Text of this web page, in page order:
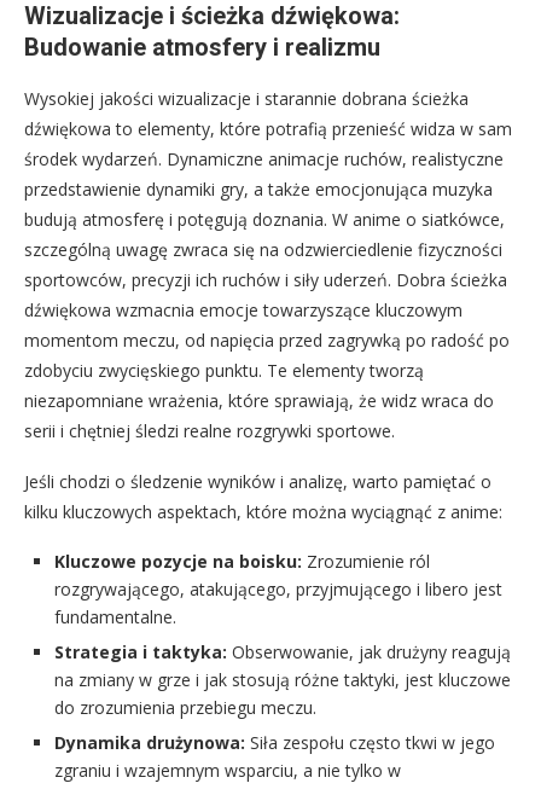
Wizualizacje i ścieżka dźwiękowa:
Budowanie atmosfery i realizmu
Wysokiej jakości wizualizacje i starannie dobrana ścieżka
dźwiękowa to elementy, które potrafią przenieść widza w sam
środek wydarzeń. Dynamiczne animacje ruchów, realistyczne
przedstawienie dynamiki gry, a także emocjonująca muzyka
budują atmosferę i potęgują doznania. W anime o siatkówce,
szczególną uwagę zwraca się na odzwierciedlenie fizyczności
sportowców, precyzji ich ruchów i siły uderzeń. Dobra ścieżka
dźwiękowa wzmacnia emocje towarzyszące kluczowym
momentom meczu, od napięcia przed zagrywką po radość po
zdobyciu zwycięskiego punktu. Te elementy tworzą
niezapomniane wrażenia, które sprawiają, że widz wraca do
serii i chętniej śledzi realne rozgrywki sportowe.
Jeśli chodzi o śledzenie wyników i analizę, warto pamiętać o
kilku kluczowych aspektach, które można wyciągnąć z anime:
Kluczowe pozycje na boisku: Zrozumienie ról
rozgrywającego, atakującego, przyjmującego i libero jest
fundamentalne.
Strategia i taktyka: Obserwowanie, jak drużyny reagują
na zmiany w grze i jak stosują różne taktyki, jest kluczowe
do zrozumienia przebiegu meczu.
Dynamika drużynowa: Siła zespołu często tkwi w jego
zgraniu i wzajemnym wsparciu, a nie tylko w